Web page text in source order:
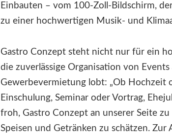
Einbauten – vom 100-Zoll-Bildschirm,
zu einer hochwertigen Musik- und
Gastro Conzept steht nicht nur für ein
die zuverlässige Organisation von
Gewerbevermietung lobt: „Ob Hochzeit
Einschulung, Seminar oder Vortrag,
froh, Gastro Conzept an unserer Seite
Speisen und Getränken zu schätzen.